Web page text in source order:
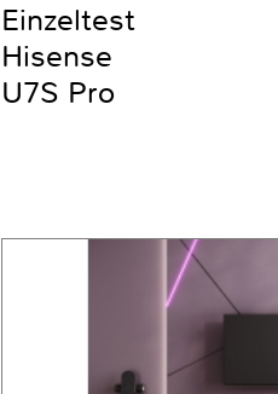
Einzeltest
Hisense
U7S Pro